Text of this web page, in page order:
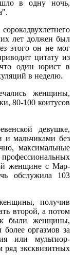
в одну ночь,
лет должен был
этого он не мог
цитату из
один юрист в
в неделю.
женщины,
80-100 коитусов
девушке,
и мальчиками без
максимальные
женщине с Мар-
обслужила 103
получив
второй, а потом
были женщины,
оргазмов за
или мультиор-
ряд эксквизитных